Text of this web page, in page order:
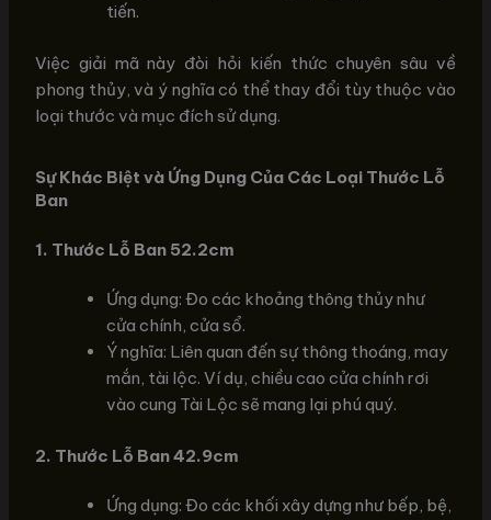
tiến.
Việc giải mã này đòi hỏi kiến thức chuyên sâu về
phong thủy, và ý nghĩa có thể thay đổi tùy thuộc vào
loại thước và mục đích sử dụng.
Sự Khác Biệt và Ứng Dụng Của Các Loại Thước Lỗ
Ban
1. Thước Lỗ Ban 52.2cm
Ứng dụng: Đo các khoảng thông thủy như
cửa chính, cửa sổ.
Ý nghĩa: Liên quan đến sự thông thoáng, may
mắn, tài lộc. Ví dụ, chiều cao cửa chính rơi
vào cung Tài Lộc sẽ mang lại phú quý.
2. Thước Lỗ Ban 42.9cm
Ứng dụng: Đo các khối xây dựng như bếp, bệ,